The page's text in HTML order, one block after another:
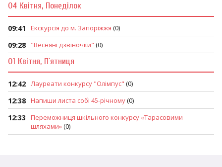
04 Квітня, Понеділок
09:41 Екскурсія до м. Запоріжжя (0)
09:28 "Весняні дзвіночки" (0)
01 Квітня, П`ятниця
12:42 Лауреати конкурсу "Олімпус" (0)
12:38 Напиши листа собі 45-річному(0)
12:33
Переможниця шкільного конкурсу «Тарасовими
шляхами»(0)